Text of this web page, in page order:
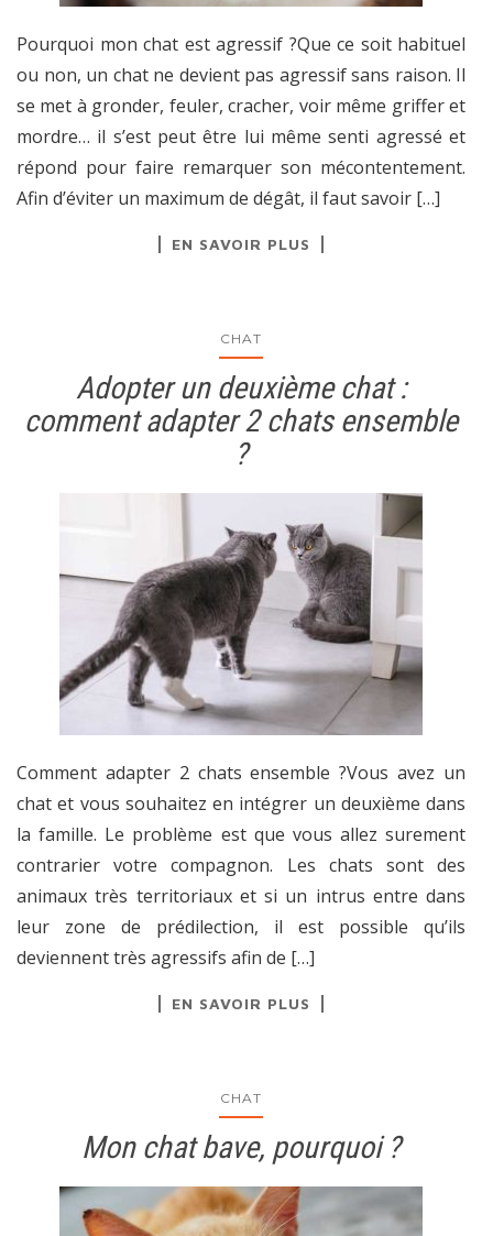
Pourquoi mon chat est agressif ?Que ce soit habituel
ou non, un chat ne devient pas agressif sans raison. Il
se met à gronder, feuler, cracher, voir même griffer et
mordre… il s’est peut être lui même senti agressé et
répond pour faire remarquer son mécontentement.
Afin d’éviter un maximum de dégât, il faut savoir […]
EN SAVOIR PLUS
CHAT
Adopter un deuxième chat :
comment adapter 2 chats ensemble
?
Comment adapter 2 chats ensemble ?Vous avez un
chat et vous souhaitez en intégrer un deuxième dans
la famille. Le problème est que vous allez surement
contrarier votre compagnon. Les chats sont des
animaux très territoriaux et si un intrus entre dans
leur zone de prédilection, il est possible qu’ils
deviennent très agressifs afin de […]
EN SAVOIR PLUS
CHAT
Mon chat bave, pourquoi ?